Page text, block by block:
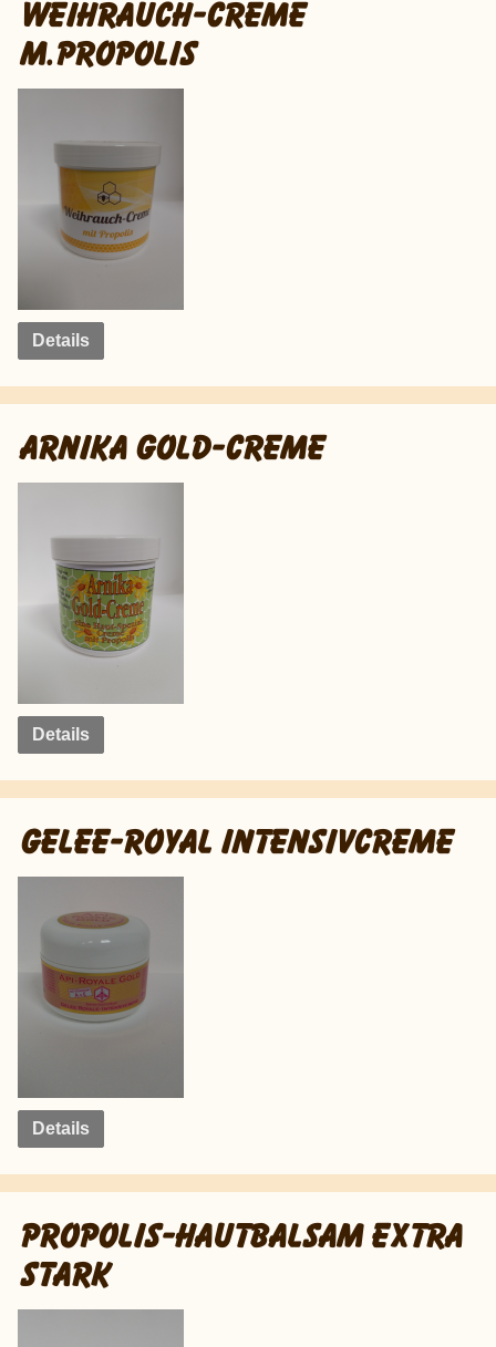
WEIHRAUCH-CREME
M.PROPOLIS
Details
ARNIKA GOLD-CREME
Details
GELEE-ROYAL INTENSIVCREME
Details
PROPOLIS-HAUTBALSAM EXTRA
STARK